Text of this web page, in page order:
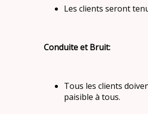
Les clients seront
Conduite et Bruit:
Tous les clients
paisible à tous.